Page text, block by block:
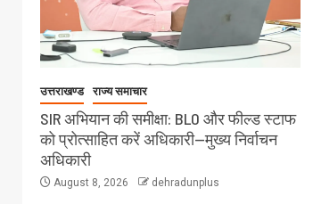
उत्तराखण्ड राज्य समाचार
SIR अभियान की समीक्षा: BLO और फील्ड स्टाफ
को प्रोत्साहित करें अधिकारी—मुख्य निर्वाचन
अधिकारी
August 8, 2026 dehradunplus